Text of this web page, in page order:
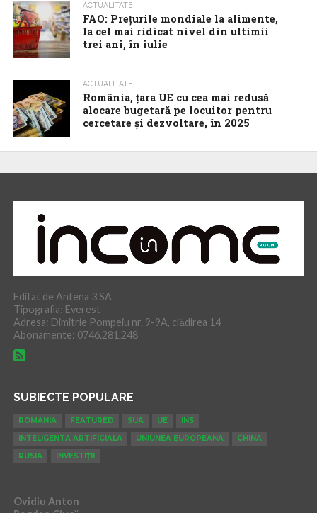
ACTUALITATE
FAO: Prețurile mondiale la alimente,
la cel mai ridicat nivel din ultimii
trei ani, în iulie
ACTUALITATE
România, țara UE cu cea mai redusă
alocare bugetară pe locuitor pentru
cercetare și dezvoltare, în 2025
Editat de Antena 3 SA
Tipografia: Everest
Adresa: Dimitrie Pompeiu nr. 9-9A, clădirea 14
Abonamente: 0746.281.248
SUBIECTE POPULARE
ROMANIA FEATURED SUA UE
INS
INTELIGENTA ARTIFICIALA
UNIUNEA EUROPEANA
CHINA
RUSIA
INVESTIȚII
Ovidiu Anton